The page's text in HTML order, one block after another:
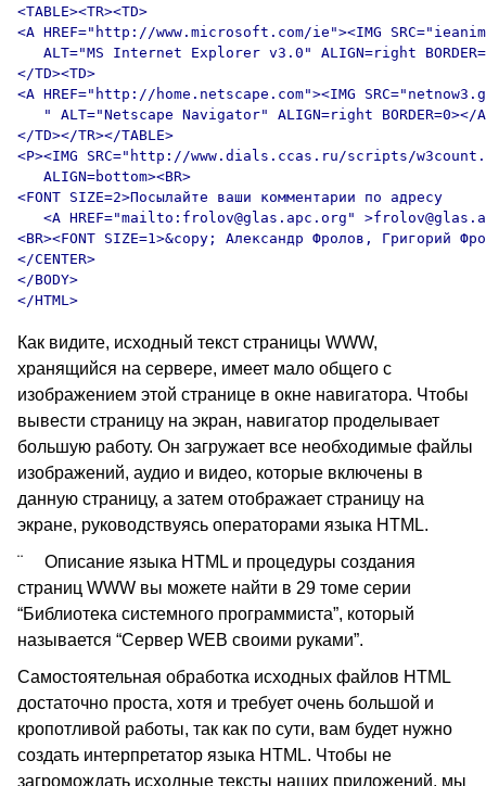
<TABLE><TR><TD>
<A HREF="http://www.microsoft.com/ie"><IMG
ALT="MS Internet Explorer v3.0" ALIGN=right
</TD><TD>
<A HREF="http://home.netscape.com"><IMG
" ALT="Netscape Navigator" ALIGN=right BORDER=0></
</TD></TR></TABLE>
<P><IMG SRC="http://www.dials.ccas.ru/scripts/
   ALIGN=bottom><BR>
<FONT SIZE=2>Посылайте ваши комментарии по адресу
<A HREF="mailto:frolov@glas.apc.org"
<BR><FONT SIZE=1>&copy; Александр Фролов, Григорий
</CENTER>
</BODY>
Как видите, исходный текст страницы WWW,
хранящийся на сервере, имеет мало общего с
изображением этой странице в окне навигатора. Чтобы
вывести страницу на экран, навигатор проделывает
большую работу. Он загружает все необходимые файлы
изображений, аудио и видео, которые включены в
данную страницу, а затем отображает страницу на
экране, руководствуясь операторами языка HTML.
¨ Описание языка HTML и процедуры создания
страниц WWW вы можете найти в 29 томе серии
“Библиотека системного программиста”, который
называется “Сервер WEB своими руками”.
Самостоятельная обработка исходных файлов HTML
достаточно проста, хотя и требует очень большой и
кропотливой работы, так как по сути, вам будет нужно
создать интерпретатор языка HTML. Чтобы не
загромождать исходные тексты наших приложений, мы